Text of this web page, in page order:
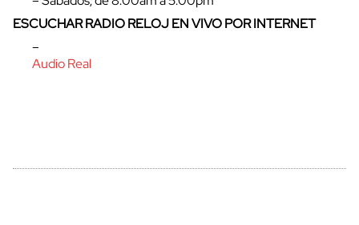
ESCUCHAR RADIO RELOJ EN VIVO POR INTERNET
–
Audio Real